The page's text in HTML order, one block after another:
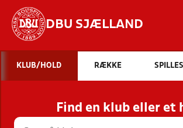
DBU SJÆLLAND
Hvad
INDHOLD
STILLINGER, RESULTATER,
HOLD
KLUB/HOLD RÆKKE
Find en klub eller et